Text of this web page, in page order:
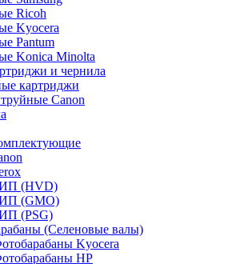
Ricoh
Kyocera
Pantum
Konica Minolta
и чернила
картриджи
Canon
(HVD)
(GMO)
(PSG)
(Селеновые валы)
Kyocera
HP